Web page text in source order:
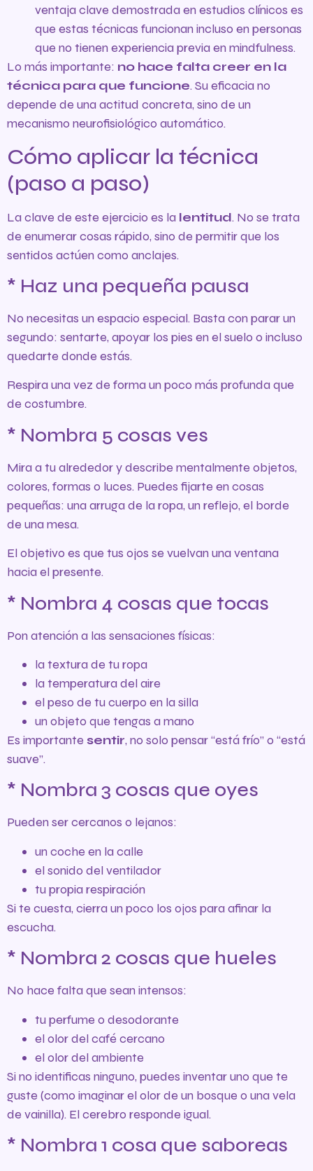
ventaja clave demostrada en estudios clínicos es
que estas técnicas funcionan incluso en personas
que no tienen experiencia previa en mindfulness.
Lo más importante: no hace falta creer en la
técnica para que funcione. Su eficacia no
depende de una actitud concreta, sino de un
mecanismo neurofisiológico automático.
Cómo aplicar la técnica
(paso a paso)
La clave de este ejercicio es la lentitud. No se trata
de enumerar cosas rápido, sino de permitir que los
sentidos actúen como anclajes.
* Haz una pequeña pausa
No necesitas un espacio especial. Basta con parar un
segundo: sentarte, apoyar los pies en el suelo o incluso
quedarte donde estás.
Respira una vez de forma un poco más profunda que
de costumbre.
* Nombra 5 cosas ves
Mira a tu alrededor y describe mentalmente objetos,
colores, formas o luces. Puedes fijarte en cosas
pequeñas: una arruga de la ropa, un reflejo, el borde
de una mesa.
El objetivo es que tus ojos se vuelvan una ventana
hacia el presente.
* Nombra 4 cosas que tocas
Pon atención a las sensaciones físicas:
la textura de tu ropa
la temperatura del aire
el peso de tu cuerpo en la silla
un objeto que tengas a mano
Es importante sentir, no solo pensar “está frío” o “está
suave”.
* Nombra 3 cosas que oyes
Pueden ser cercanos o lejanos:
un coche en la calle
el sonido del ventilador
tu propia respiración
Si te cuesta, cierra un poco los ojos para afinar la
escucha.
* Nombra 2 cosas que hueles
No hace falta que sean intensos:
tu perfume o desodorante
el olor del café cercano
el olor del ambiente
Si no identificas ninguno, puedes inventar uno que te
guste (como imaginar el olor de un bosque o una vela
de vainilla). El cerebro responde igual.
* Nombra 1 cosa que saboreas